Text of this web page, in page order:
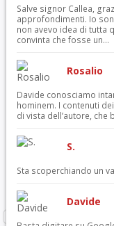
Salve signor Callea,
approfondimenti. Io
non avevo idea di tutta
convinta che fosse un...
Rosalio
Davide conosciamo
hominem. I contenuti
di vista dell’autore, che
S.
Sta scoperchiando un
Davide